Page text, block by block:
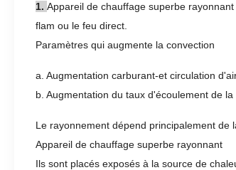
1. Appareil de chauffage superbe
flam ou le feu direct.
Paramètres qui augmente la convection
a. Augmentation carburant-et circulation
b. Augmentation du taux d'écoulement de
Le rayonnement dépend principalement de
Appareil de chauffage superbe rayonnant
Ils sont placés exposés à la source de